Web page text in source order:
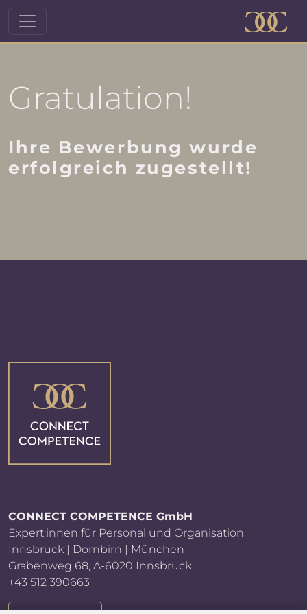
Gratulation!
Ihre Bewerbung wurde
erfolgreich zugestellt!
CONNECT COMPETENCE GmbH
Expert:innen für Personal und Organisation
Innsbruck | Dornbirn | München
Grabenweg 68, A-6020 Innsbruck
+43 512 390663